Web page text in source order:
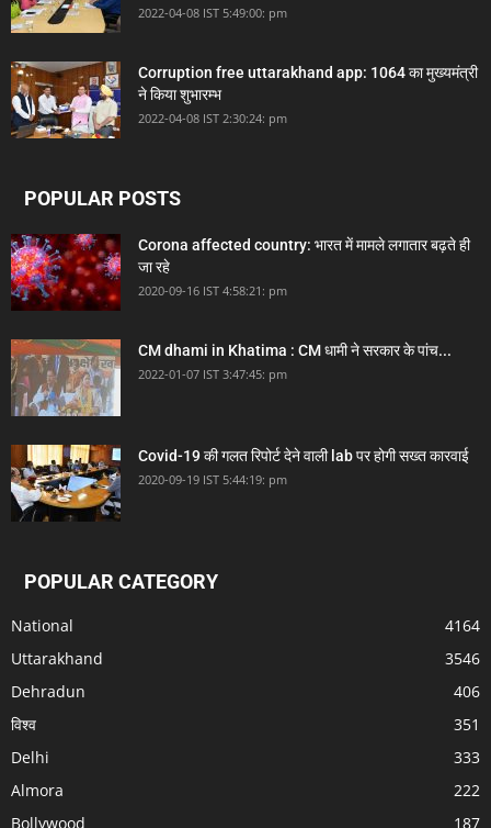
2022-04-08 IST 5:49:00: pm
Corruption free uttarakhand app: 1064 का मुख्यमंत्री
ने किया शुभारम्भ
2022-04-08 IST 2:30:24: pm
POPULAR POSTS
Corona affected country: भारत में मामले लगातार बढ़ते ही
जा रहे
2020-09-16 IST 4:58:21: pm
CM dhami in Khatima : CM धामी ने सरकार के पांच...
2022-01-07 IST 3:47:45: pm
Covid-19 की गलत रिपोर्ट देने वाली lab पर होगी सख्त कारवाई
2020-09-19 IST 5:44:19: pm
POPULAR CATEGORY
National
4164
Uttarakhand
3546
Dehradun
406
विश्व
351
Delhi
333
Almora
222
Bollywood
187